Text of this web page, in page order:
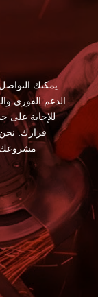
يمكنك
الدعم الفوري
للإجابة على
قرارك.
مشروعك،